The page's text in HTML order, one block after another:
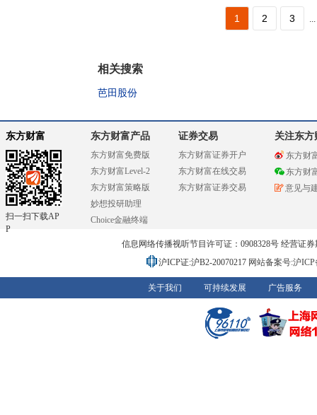
1 2 3 ...
相关搜索
芭田股份
东方财富
扫一扫下载AP
P
东方财富产品
东方财富免费版
东方财富Level-2
东方财富策略版
妙想投研助理
Choice金融终端
证券交易
东方财富证券开户
东方财富在线交易
东方财富证券交易
关注东方
东方财
东方财
意见与
信息网络传播视听节目许可证：0908328号 经营证
沪ICP证:沪B2-20070217 网站备案号:沪
关于我们 可持续发展 广告服务